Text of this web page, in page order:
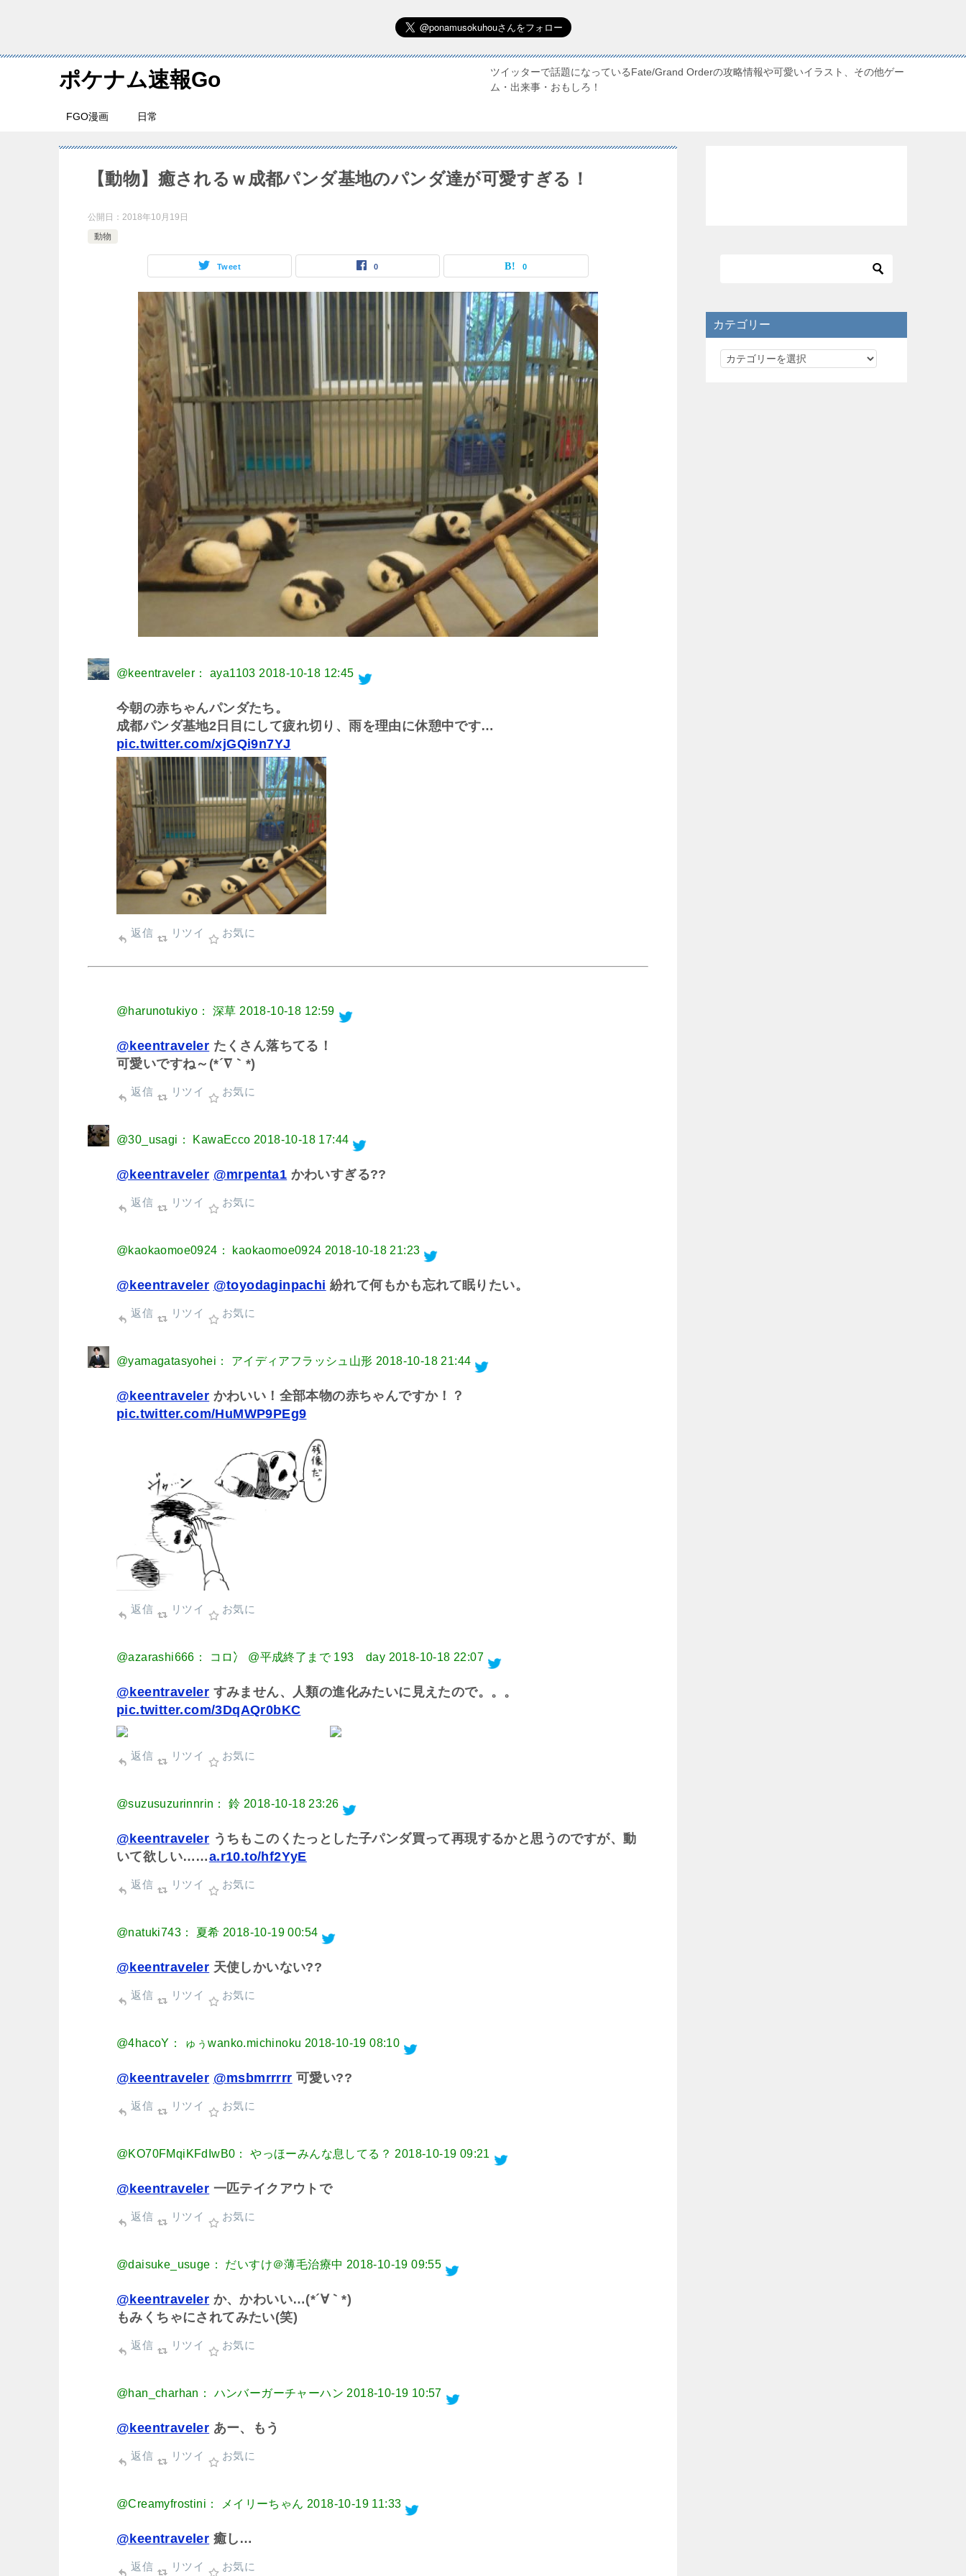
ポケナム速報Go
ツイッターで話題になっているFate/Grand Orderの攻略情報や可愛いイラスト、その他ゲー
ム・出来事・おもしろ！
FGO漫画 日常
【動物】癒されるｗ成都パンダ基地のパンダ達が可愛すぎる！
公開日： 2018年10月19日
動物
Tweet 0 0
@keentraveler： aya1103 2018-10-18 12:45
今朝の赤ちゃんパンダたち。
成都パンダ基地2日目にして疲れ切り、雨を理由に休憩中です…
pic.twitter.com/xjGQi9n7YJ
返信 リツイ お気に
@harunotukiyo： 深草 2018-10-18 12:59
@keentraveler たくさん落ちてる！
可愛いですね～(*´∇｀*)
返信 リツイ お気に
@30_usagi： KawaEcco 2018-10-18 17:44
@keentraveler @mrpenta1 かわいすぎる??
返信 リツイ お気に
@kaokaomoe0924： kaokaomoe0924 2018-10-18 21:23
@keentraveler @toyodaginpachi 紛れて何もかも忘れて眠りたい。
返信 リツイ お気に
@yamagatasyohei： アイディアフラッシュ山形 2018-10-18 21:44
@keentraveler かわいい！全部本物の赤ちゃんですか！？
pic.twitter.com/HuMWP9PEg9
返信 リツイ お気に
@azarashi666： コロ冫 @平成終了まで 193 day 2018-10-18 22:07
@keentraveler すみません、人類の進化みたいに見えたので。。。
pic.twitter.com/3DqAQr0bKC
返信 リツイ お気に
@suzusuzurinnrin： 鈴 2018-10-18 23:26
@keentraveler うちもこのくたっとした子パンダ買って再現するかと思うのですが、動
いて欲しい……a.r10.to/hf2YyE
返信 リツイ お気に
@natuki743： 夏希 2018-10-19 00:54
@keentraveler 天使しかいない??
返信 リツイ お気に
@4hacoY： ゅぅwanko.michinoku 2018-10-19 08:10
@keentraveler @msbmrrrrr 可愛い??
返信 リツイ お気に
@KO70FMqiKFdIwB0： やっほーみんな息してる？ 2018-10-19 09:21
@keentraveler 一匹テイクアウトで
返信 リツイ お気に
@daisuke_usuge： だいすけ＠薄毛治療中 2018-10-19 09:55
@keentraveler か、かわいい…(*´∀｀*)
もみくちゃにされてみたい(笑)
返信 リツイ お気に
@han_charhan： ハンバーガーチャーハン 2018-10-19 10:57
@keentraveler あー、もう
返信 リツイ お気に
@Creamyfrostini： メイリーちゃん 2018-10-19 11:33
@keentraveler 癒し…
返信 リツイ お気に
カテゴリー
カ